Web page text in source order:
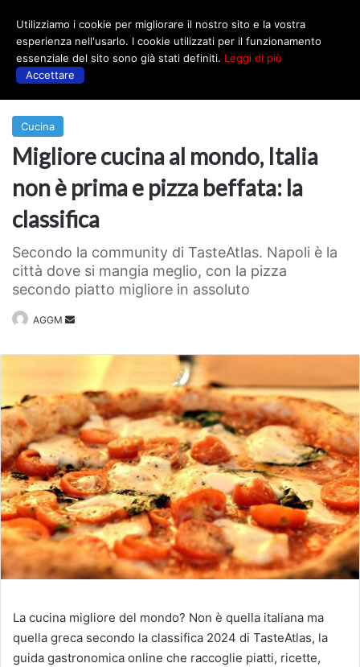
Cucina
Migliore cucina al mondo, Italia
non è prima e pizza beffata: la
classifica
Secondo la community di TasteAtlas. Napoli è la
città dove si mangia meglio, con la pizza
secondo piatto migliore in assoluto
AGGM
Invia
La cucina migliore del mondo? Non è quella italiana ma
quella greca secondo la classifica 2024 di TasteAtlas, la
guida gastronomica online che raccoglie piatti, ricette,
Utilizziamo i cookie per migliorare il nostro sito e la vostra
esperienza nell'usarlo. I cookie utilizzati per il funzionamento
essenziale del sito sono già stati definiti. Leggi di più
Accettare